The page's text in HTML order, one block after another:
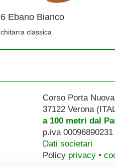
6 Ebano Bianco
chitarra classica
Corso Porta
37122 Verona
a 100 metri dal
p.iva 00096890231
Dati societari
Policy privacy•